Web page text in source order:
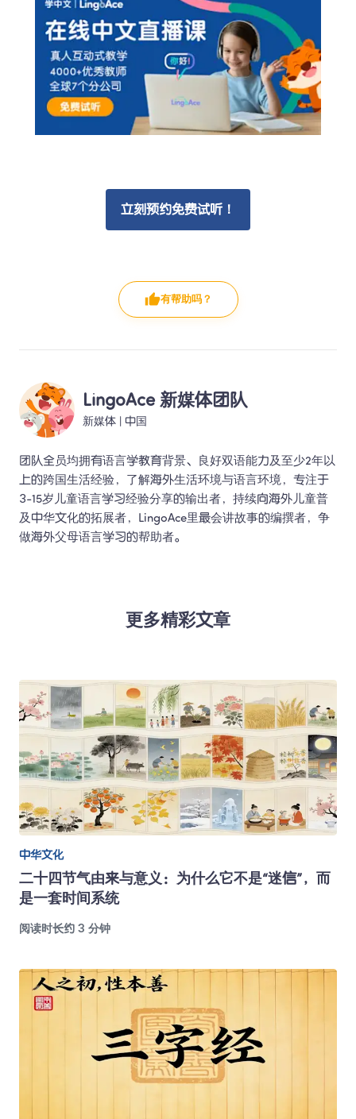
立刻预约免费试听！
有帮助吗？
LingoAce 新媒体团队
新媒体 中国
团队全员均拥有语言学教育背景、良好双语能力及至少2年以
上的跨国生活经验，了解海外生活环境与语言环境，专注于
3-15岁儿童语言学习经验分享的输出者，持续向海外儿童普
及中华文化的拓展者，LingoAce里最会讲故事的编撰者，争
做海外父母语言学习的帮助者。
更多精彩文章
中华文化
二十四节气由来与意义：为什么它不是“迷信”，而
是一套时间系统
阅读时长约 3 分钟